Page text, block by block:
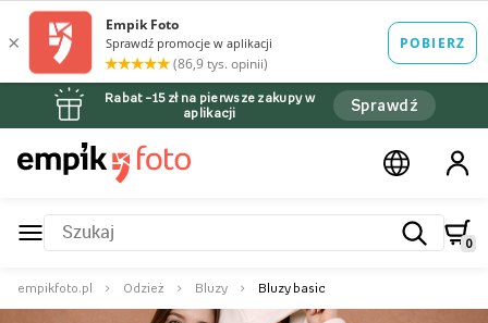
Rabat –15 zł na pierwsze zakupy w
aplikacji
Sprawdź
0
empikfoto.pl Odzież Bluzy Bluzy basic